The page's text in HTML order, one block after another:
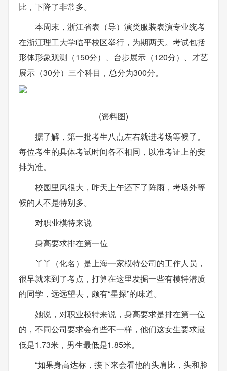
比，下降了非常多。
本周末，浙江省表（导）演类服装表演专业统考
在浙江理工大学临平校区举行，为期两天。考试包括
形体形象观测（150分）、台步展示（120分）、才艺
展示（30分）三个科目，总分为300分。
(资料图)
据了解，第一批考生八点左右就进考场等候了。
每位考生的具体考试时间各不相同，以准考证上的安
排为准。
校园里风很大，昨天上午还下了阵雨，考场外等
候的人不是特别多。
对职业模特来说
身高要求排在第一位
丫丫（化名）是上海一家模特公司的工作人员，
很早就来到了考点，打算在这里发掘一些有模特潜质
的同学，远远望去，颇有“星探”的味道。
她说，对职业模特来说，身高要求是排在第一位
的，不同公司要求会有些不一样，他们这女生要求最
低是1.73米，男生最低是1.85米。
“如果身高达标，接下来会看他的头肩比，头和脸